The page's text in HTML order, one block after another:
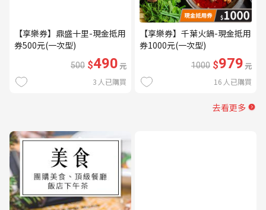
【享樂券】鼎盛十里-現金抵用
券500元(一次型)
500 $490元
3 人已購買
【享樂券】千葉火鍋-現金抵用
券1000元(一次型)
1000 $979元
16 人已購買
去看更多